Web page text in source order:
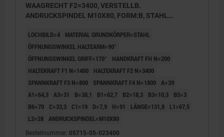
WAAGRECHT F2=3400, VERSTELLB.
ANDRUCKSPINDEL M10X80, FORM:B, STAHL
LOCHBILD=4
MATERIAL GRUNDKÖRPER=STAHL
ÖFFNUNGSWINKEL HALTEARM=90°
ÖFFNUNGSWINKEL GRIFF=170°
HANDKRAFT FH N=200
HALTEKRAFT F1 N=1400
HALTEKRAFT F2 N=3400
SPANNKRAFT F3 N=800
SPANNKRAFT F4 N=1800 A=39
A1=64,3 A3=31 B=38,1 B1=62,7 B2=18,3 B3=10,3
B5=3
B6=70
C=33,3 C1=19 D=7,9 H=91 LÄNGE=131,8
L1=67,5
L2=28 ANDRUCKSPINDEL=M10X80
Bestellnummer: 05715-05-023400